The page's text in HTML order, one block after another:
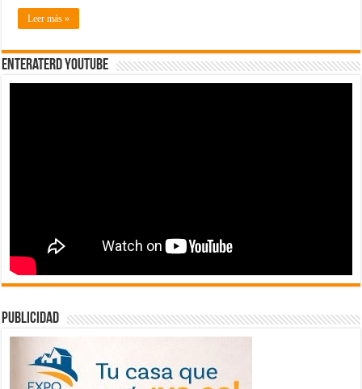
Leer más »
EnterateRD YOUTUBE
publicidad